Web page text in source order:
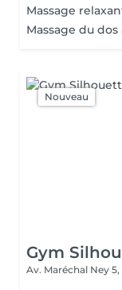
Massage
Massage du
Nouveau
Gym
Av. Maréchal Ney 5,